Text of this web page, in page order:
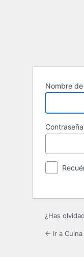
Nombre
Contraseña
¿Has
← Ir a